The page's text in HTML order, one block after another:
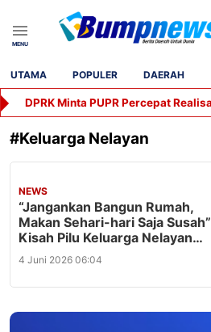
UTAMA POPULER DAERAH
#Keluarga Nelayan
NEWS
“Jangankan Bangun Rumah,
Makan Sehari-hari Saja Susah”
Kisah Pilu Keluarga Nelayan
Aceh Selatan
4 Juni 2026 06:04